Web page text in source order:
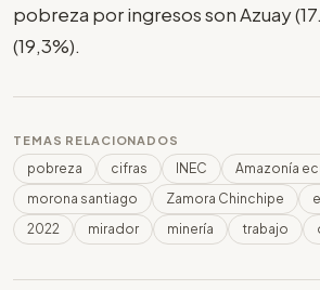
pobreza por ingresos son Azuay
(19,3%).
TEMAS RELACIONADOS
pobreza cifras INEC
Amazonía
morona santiago
Zamora Chinchipe
2022
mirador minería trabajo